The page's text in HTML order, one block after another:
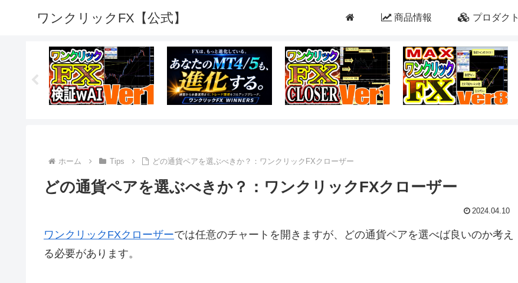
ワンクリックFX【公式】 商品情報 プロダクト
ホーム Tips どの通貨ペアを選ぶべきか？：ワンクリックFXクローザー
どの通貨ペアを選ぶべきか？：ワンクリックFXクローザー
2024.04.10
ワンクリックFXクローザーでは任意のチャートを開きますが、どの通貨ペアを選べば良いのか考え
る必要があります。